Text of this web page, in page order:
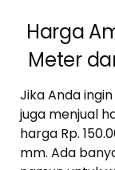
Harga
Meter
Jika Anda
juga menjual
harga Rp.
mm. Ada